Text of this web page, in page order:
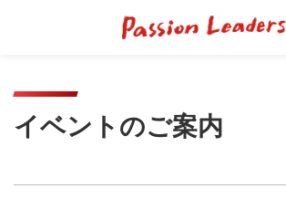
イベントのご案内